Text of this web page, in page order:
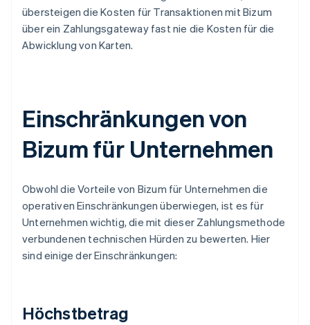
übersteigen die Kosten für Transaktionen mit Bizum
über ein Zahlungsgateway fast nie die Kosten für die
Abwicklung von Karten.
Einschränkungen von
Bizum für Unternehmen
Obwohl die Vorteile von Bizum für Unternehmen die
operativen Einschränkungen überwiegen, ist es für
Unternehmen wichtig, die mit dieser Zahlungsmethode
verbundenen technischen Hürden zu bewerten. Hier
sind einige der Einschränkungen:
Höchstbetrag